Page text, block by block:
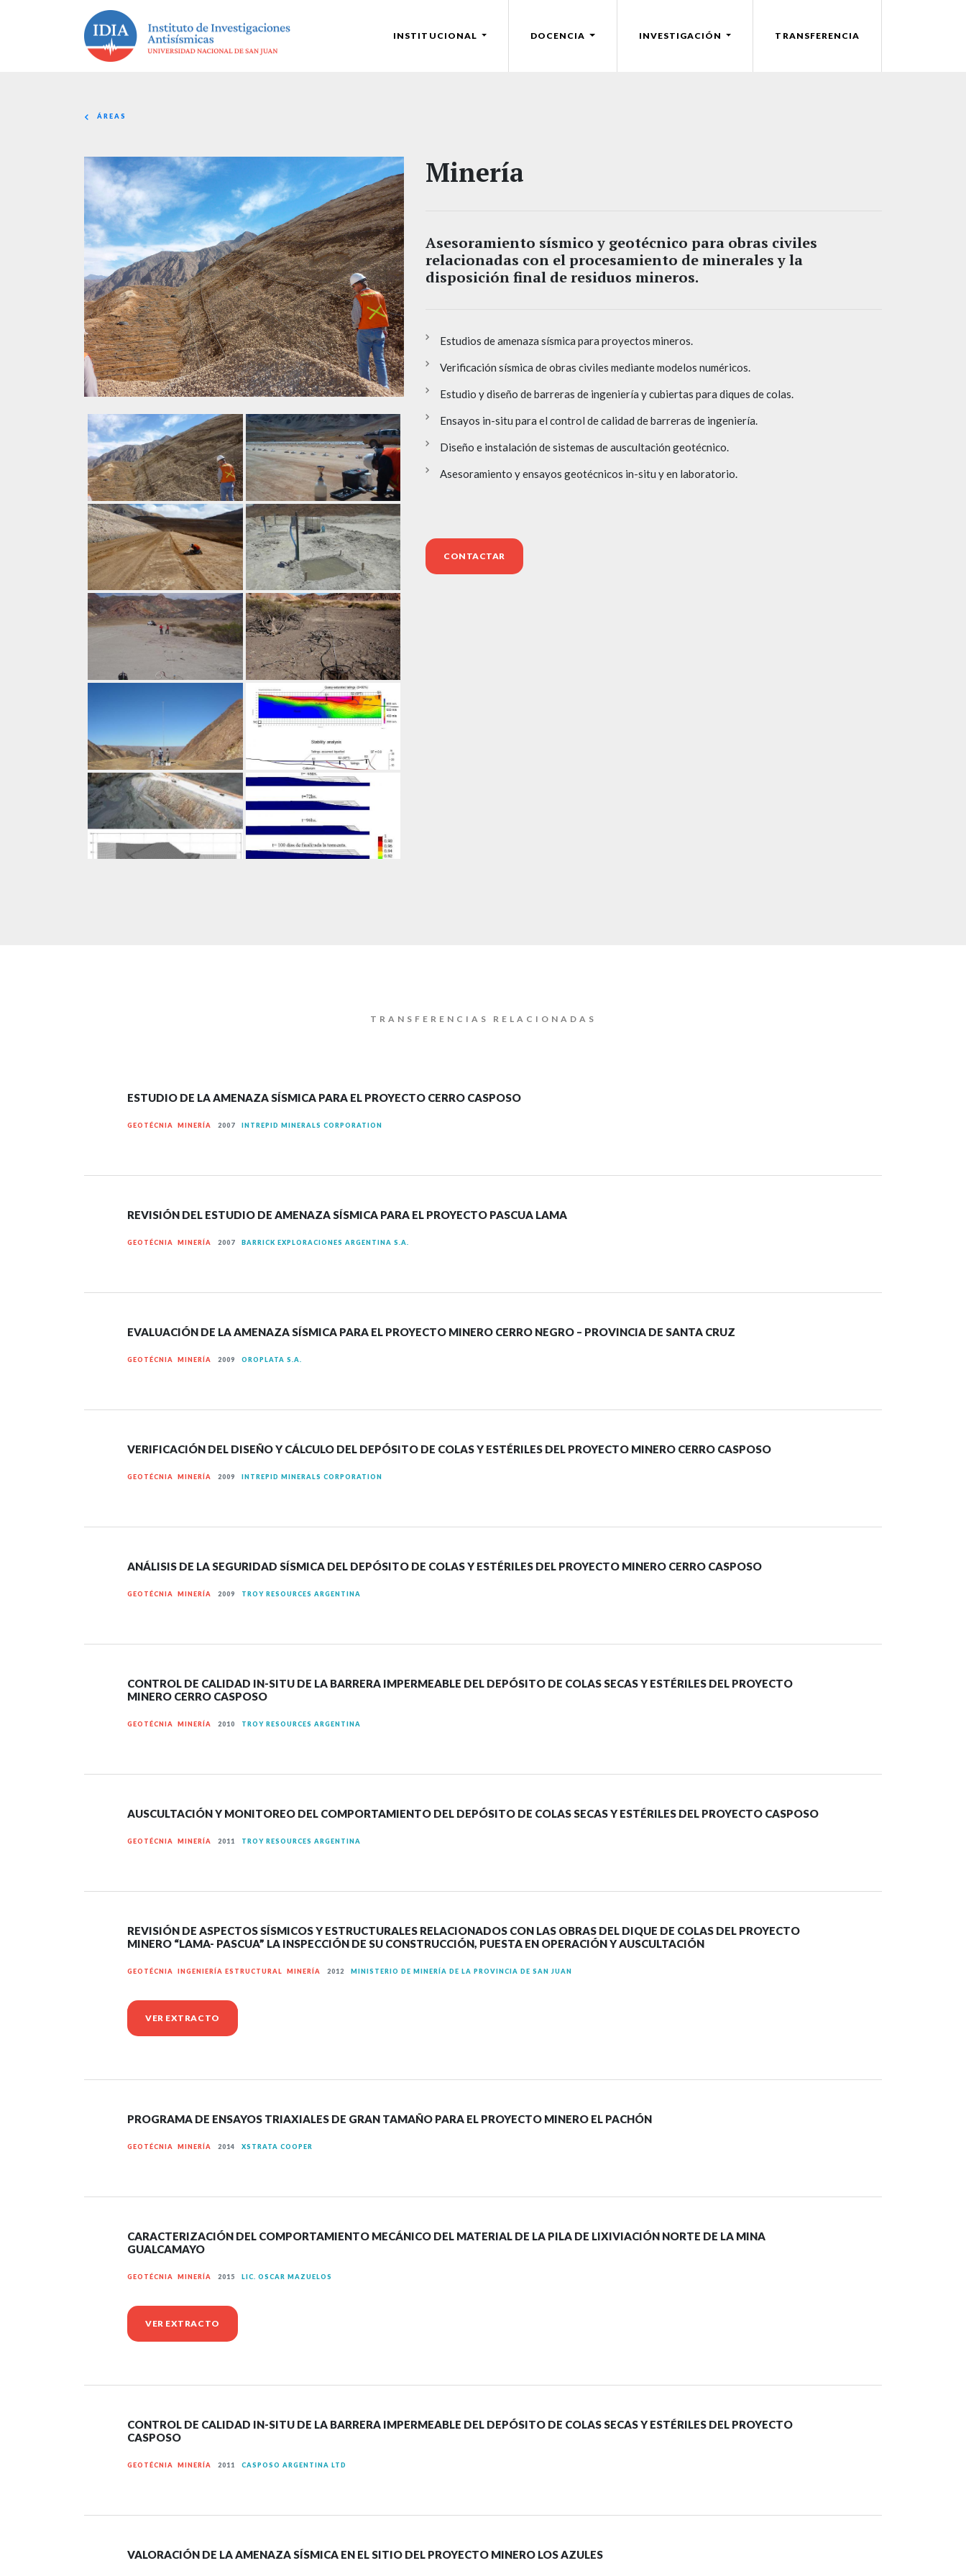
INSTITUCIONAL DOCENCIA INVESTIGACIÓN TRANSFERENCIA
ÁREAS
Minería
Asesoramiento sísmico y geotécnico para obras civiles
relacionadas con el procesamiento de minerales y la
disposición final de residuos mineros.
Estudios de amenaza sísmica para proyectos mineros.
Verificación sísmica de obras civiles mediante modelos numéricos.
Estudio y diseño de barreras de ingeniería y cubiertas para diques de colas.
Ensayos in-situ para el control de calidad de barreras de ingeniería.
Diseño e instalación de sistemas de auscultación geotécnico.
Asesoramiento y ensayos geotécnicos in-situ y en laboratorio.
CONTACTAR
TRANSFERENCIAS RELACIONADAS
ESTUDIO DE LA AMENAZA SÍSMICA PARA EL PROYECTO CERRO CASPOSO
GEOTÉCNIA MINERÍA 2007 INTREPID MINERALS CORPORATION
REVISIÓN DEL ESTUDIO DE AMENAZA SÍSMICA PARA EL PROYECTO PASCUA LAMA
GEOTÉCNIA MINERÍA 2007 BARRICK EXPLORACIONES ARGENTINA S.A.
EVALUACIÓN DE LA AMENAZA SÍSMICA PARA EL PROYECTO MINERO CERRO NEGRO – PROVINCIA DE SANTA CRUZ
GEOTÉCNIA MINERÍA 2009 OROPLATA S.A.
VERIFICACIÓN DEL DISEÑO Y CÁLCULO DEL DEPÓSITO DE COLAS Y ESTÉRILES DEL PROYECTO MINERO CERRO CASPOSO
GEOTÉCNIA MINERÍA 2009 INTREPID MINERALS CORPORATION
ANÁLISIS DE LA SEGURIDAD SÍSMICA DEL DEPÓSITO DE COLAS Y ESTÉRILES DEL PROYECTO MINERO CERRO CASPOSO
GEOTÉCNIA MINERÍA 2009 TROY RESOURCES ARGENTINA
CONTROL DE CALIDAD IN-SITU DE LA BARRERA IMPERMEABLE DEL DEPÓSITO DE COLAS SECAS Y ESTÉRILES DEL PROYECTO
MINERO CERRO CASPOSO
GEOTÉCNIA MINERÍA 2010 TROY RESOURCES ARGENTINA
AUSCULTACIÓN Y MONITOREO DEL COMPORTAMIENTO DEL DEPÓSITO DE COLAS SECAS Y ESTÉRILES DEL PROYECTO CASPOSO
GEOTÉCNIA MINERÍA 2011 TROY RESOURCES ARGENTINA
REVISIÓN DE ASPECTOS SÍSMICOS Y ESTRUCTURALES RELACIONADOS CON LAS OBRAS DEL DIQUE DE COLAS DEL PROYECTO
MINERO “LAMA- PASCUA” LA INSPECCIÓN DE SU CONSTRUCCIÓN, PUESTA EN OPERACIÓN Y AUSCULTACIÓN
GEOTÉCNIA INGENIERÍA ESTRUCTURAL MINERÍA 2012 MINISTERIO DE MINERÍA DE LA PROVINCIA DE SAN JUAN
VER EXTRACTO
PROGRAMA DE ENSAYOS TRIAXIALES DE GRAN TAMAÑO PARA EL PROYECTO MINERO EL PACHÓN
GEOTÉCNIA MINERÍA 2014 XSTRATA COOPER
CARACTERIZACIÓN DEL COMPORTAMIENTO MECÁNICO DEL MATERIAL DE LA PILA DE LIXIVIACIÓN NORTE DE LA MINA
GUALCAMAYO
GEOTÉCNIA MINERÍA 2015 LIC. OSCAR MAZUELOS
VER EXTRACTO
CONTROL DE CALIDAD IN-SITU DE LA BARRERA IMPERMEABLE DEL DEPÓSITO DE COLAS SECAS Y ESTÉRILES DEL PROYECTO
CASPOSO
GEOTÉCNIA MINERÍA 2011 CASPOSO ARGENTINA LTD
VALORACIÓN DE LA AMENAZA SÍSMICA EN EL SITIO DEL PROYECTO MINERO LOS AZULES